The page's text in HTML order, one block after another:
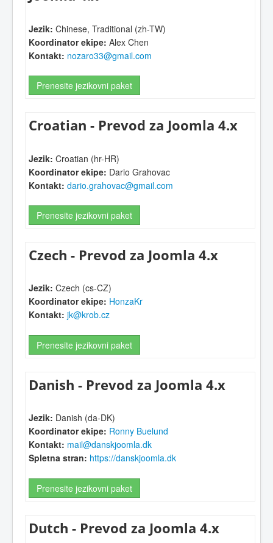
Jezik: Chinese, Traditional (zh-TW)
Koordinator ekipe: Alex Chen
Kontakt: nozaro33@gmail.com
Prenesite jezikovni paket
Croatian - Prevod za Joomla 4.x
Jezik: Croatian (hr-HR)
Koordinator ekipe: Dario Grahovac
Kontakt: dario.grahovac@gmail.com
Prenesite jezikovni paket
Czech - Prevod za Joomla 4.x
Jezik: Czech (cs-CZ)
Koordinator ekipe: HonzaKr
Kontakt: jk@krob.cz
Prenesite jezikovni paket
Danish - Prevod za Joomla 4.x
Jezik: Danish (da-DK)
Koordinator ekipe: Ronny Buelund
Kontakt: mail@danskjoomla.dk
Spletna stran: https://danskjoomla.dk
Prenesite jezikovni paket
Dutch - Prevod za Joomla 4.x